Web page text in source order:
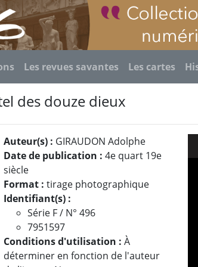
Les revues savantes Les cartes
des douze dieux
Auteur(s) : GIRAUDON Adolphe
Date de publication :4e quart 19e
siècle
Format :tirage photographique
Identifiant(s) :
Série F / N° 496
7951597
Conditions d'utilisation :À
déterminer en fonction de l'auteur